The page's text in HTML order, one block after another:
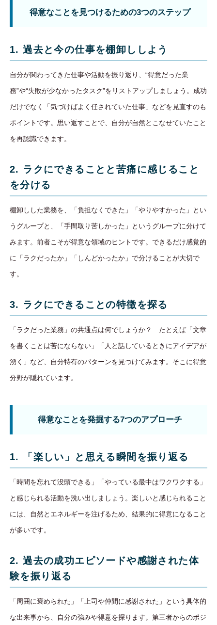
得意なことを見つけるための3つのステップ
1. 過去と今の仕事を棚卸ししよう
自分が関わってきた仕事や活動を振り返り、“得意だった業
務”や“失敗が少なかったタスク”をリストアップしましょう。成功
だけでなく「気づけばよく任されていた仕事」などを見直すのも
ポイントです。思い返すことで、自分が自然とこなせていたこと
を再認識できます。
2. ラクにできることと苦痛に感じること
を分ける
棚卸しした業務を、「負担なくできた」「やりやすかった」とい
うグループと、「手間取り苦しかった」というグループに分けて
みます。前者こそが得意な領域のヒントです。できるだけ感覚的
に「ラクだったか」「しんどかったか」で分けることが大切で
す。
3. ラクにできることの特徴を探る
「ラクだった業務」の共通点は何でしょうか？ たとえば「文章
を書くことは苦にならない」「人と話しているときにアイデアが
湧く」など、自分特有のパターンを見つけてみます。そこに得意
分野が隠れています。
得意なことを発掘する7つのアプローチ
1. 「楽しい」と思える瞬間を振り返る
「時間を忘れて没頭できる」「やっている最中はワクワクする」
と感じられる活動を洗い出しましょう。楽しいと感じられること
には、自然とエネルギーを注げるため、結果的に得意になること
が多いです。
2. 過去の成功エピソードや感謝された体
験を振り返る
「周囲に褒められた」「上司や仲間に感謝された」という具体的
な出来事から、自分の強みや得意を探ります。第三者からのポジ